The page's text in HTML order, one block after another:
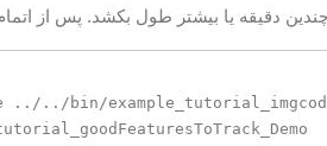
دقیقه یا بیشتر طول بکشد. پس از اتمام
../../bin/